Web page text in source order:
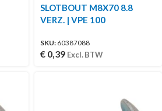
SLOTBOUT M8X70 8.8
VERZ. | VPE 100
SKU: 60387088
€ 0,39 Excl. BTW